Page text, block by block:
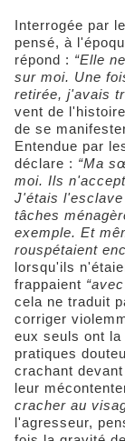
Interrogée par
pensé, à
répond : “Elle
sur moi. Une
retirée, j'avais
vent de
de se
Entendue par
déclare : “Ma
moi. Ils
J'étais
tâches
exemple. Et
rouspétaient
lorsqu'ils
frappaient
cela ne traduit
corriger
eux seuls ont la
pratiques
crachant
leur
cracher au
l'agresseur,